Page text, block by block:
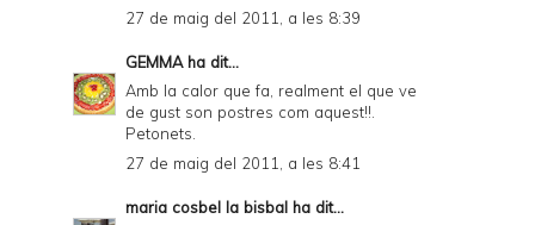
27 de maig del 2011, a les 8:39
GEMMAha dit...
Amb la calor que fa, realment el que ve
de gust son postres com aquest!!.
Petonets.
27 de maig del 2011, a les 8:41
maria cosbel la bisbal ha dit...